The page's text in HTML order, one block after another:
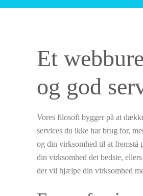
Et
og god
Vores filosofi bygger på at
services du ikke har brug for,
og din virksomhed til at
din virksomhed det bedste,
der vil hjælpe din virksomhed